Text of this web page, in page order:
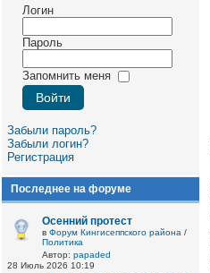
Логин
Пароль
Запомнить меня
Забыли пароль?
Забыли логин?
Регистрация
Последнее на форуме
Осенний протест
в Форум Кингисеппского района /
Политика
Автор: papaded
28 Июль 2026 10:19